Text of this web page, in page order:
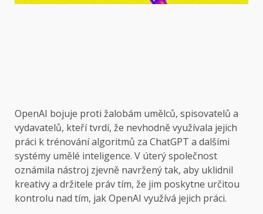
OpenAI bojuje proti žalobám umělců, spisovatelů a
vydavatelů, kteří tvrdí, že nevhodně využívala jejich
práci k trénování algoritmů za ChatGPT a dalšími
systémy umělé inteligence. V úterý společnost
oznámila nástroj zjevně navržený tak, aby uklidnil
kreativy a držitele práv tím, že jim poskytne určitou
kontrolu nad tím, jak OpenAI využívá jejich práci.